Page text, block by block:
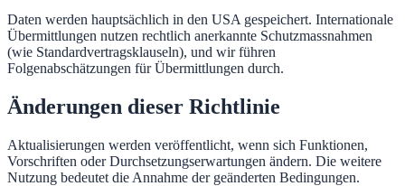
Daten werden hauptsächlich in den USA gespeichert. Internationale
Übermittlungen nutzen rechtlich anerkannte Schutzmassnahmen
(wie Standardvertragsklauseln), und wir führen
Folgenabschätzungen für Übermittlungen durch.
Änderungen dieser Richtlinie
Aktualisierungen werden veröffentlicht, wenn sich Funktionen,
Vorschriften oder Durchsetzungserwartungen ändern. Die weitere
Nutzung bedeutet die Annahme der geänderten Bedingungen.